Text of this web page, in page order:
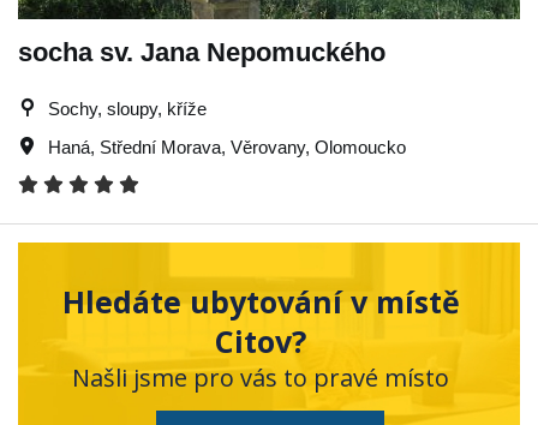
socha sv. Jana Nepomuckého
Sochy, sloupy, kříže
Haná, Střední Morava, Věrovany, Olomoucko
Hledáte ubytování v místě
Citov?
Našli jsme pro vás to pravé místo